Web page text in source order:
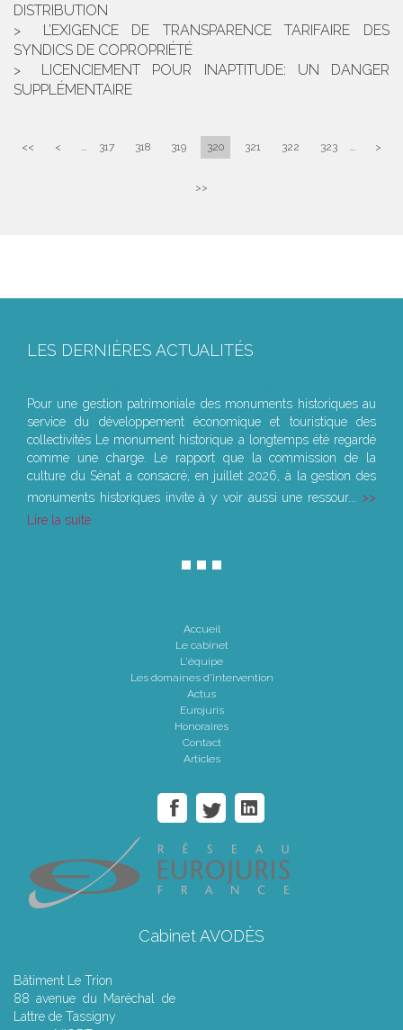
DISTRIBUTION
L’EXIGENCE DE TRANSPARENCE TARIFAIRE DES
SYNDICS DE COPROPRIÉTÉ
LICENCIEMENT POUR INAPTITUDE: UN DANGER
SUPPLÉMENTAIRE
<< < ... 317 318 319 320 321 322 323 ... >
>>
LES DERNIÈRES ACTUALITÉS
Pour une gestion patrimoniale des monuments historiques au
service du développement économique et touristique des
collectivités Le monument historique a longtemps été regardé
comme une charge. Le rapport que la commission de la
culture du Sénat a consacré, en juillet 2026, à la gestion des
monuments historiques invite à y voir aussi une ressour...
Lire la suite
Accueil
Le cabinet
L'équipe
Les domaines d'intervention
Actus
Eurojuris
Honoraires
Contact
Articles
Cabinet AVODÈS
Bâtiment Le Trion
88 avenue du Maréchal de
Lattre de Tassigny